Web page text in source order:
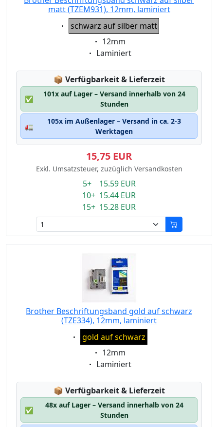
matt (TZEM931), 12mm, laminiert
Eigenschaft:
schwarz auf silber matt
Eigenschaft:
12mm
Eigenschaft:
Laminiert
📦 Lagerstatus:
Verfügbarkeit & Lieferzeit
✅
101x auf Lager – Versand innerhalb von 24
Stunden
🚛
105x im Außenlager – Versand in ca. 2-3
Werktagen
15,75 EUR
Exkl. Umsatzsteuer, zuzüglich Versandkosten
5+ 15.59 EUR
10+ 15.44 EUR
15+ 15.28 EUR
Brother Beschriftungsband gold auf schwarz
(TZE334), 12mm, laminiert
Eigenschaft:
gold auf schwarz
Eigenschaft:
12mm
Eigenschaft:
Laminiert
📦 Lagerstatus:
Verfügbarkeit & Lieferzeit
✅
48x auf Lager – Versand innerhalb von 24
Stunden